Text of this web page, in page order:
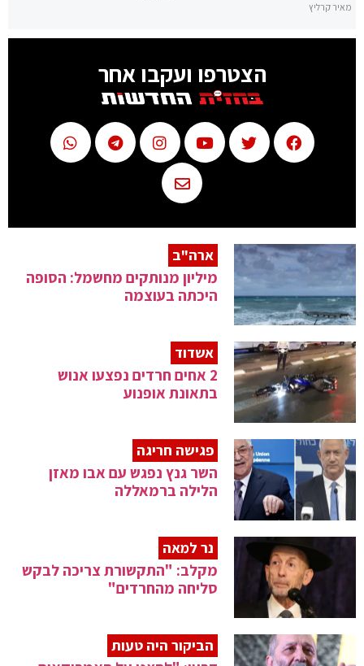
מאיר קרליץ
הצטרפו ועקבו אחר
ארה"ב
מיליון מנותקים מחשמל: הסופה
היכתה בעוצמה
אשדוד
2 אחים חרדים נפצעו אנוש
בתאונת אופנוע
פגישה חריגה
השר גנץ נפגש עם אבו מאזן
הלילה ברמאללה
נר למאה
מקלב: "התקשורת צריכה לבקש
סליחה מהחרדים"
הביקור היה טעות